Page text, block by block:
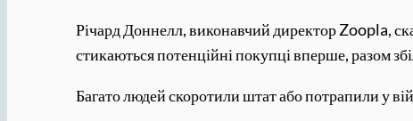
Річард Доннелл, виконавчий директор Zoopla,
стикаються потенційні покупці вперше, разом
Багато людей скоротили штат або потрапили у